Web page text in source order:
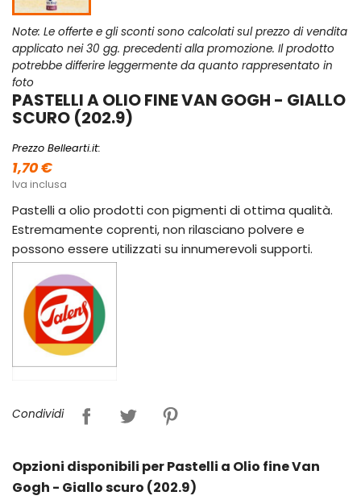
Note: Le offerte e gli sconti sono calcolati sul prezzo di vendita
applicato nei 30 gg. precedenti alla promozione. Il prodotto
potrebbe differire leggermente da quanto rappresentato in
foto
PASTELLI A OLIO FINE VAN GOGH - GIALLO
SCURO (202.9)
Prezzo Bellearti.it:
1,70 €
Iva inclusa
Pastelli a olio prodotti con pigmenti di ottima qualità.
Estremamente coprenti, non rilasciano polvere e
possono essere utilizzati su innumerevoli supporti.
Condividi
Opzioni disponibili per Pastelli a Olio fine Van
Gogh - Giallo scuro (202.9)